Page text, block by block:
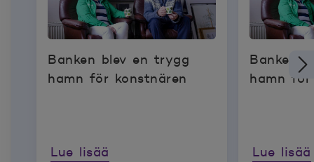
Banken blev en trygg
hamn för konstnären
Lue lisää
Banken
hamn för
Lue lisää